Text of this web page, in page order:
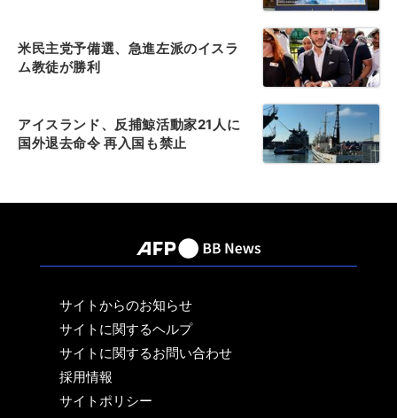
米民主党予備選、急進左派のイスラ
ム教徒が勝利
アイスランド、反捕鯨活動家21人に
国外退去命令 再入国も禁止
サイトからのお知らせ
サイトに関するヘルプ
サイトに関するお問い合わせ
採用情報
サイトポリシー